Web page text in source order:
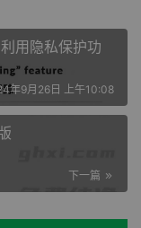
用隐私保护功
年9月26日 上午10:08
下一篇